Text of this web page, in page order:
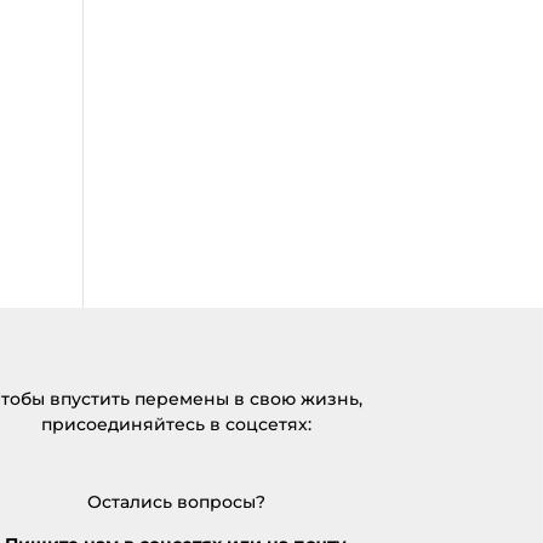
впустить перемены в свою жизнь,
присоединяйтесь в соцсетях:
Остались вопросы?